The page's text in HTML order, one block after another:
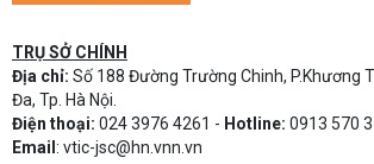
TRỤ SỞ CHÍNH
Địa chỉ: Số 188 Đường Trường Chinh, P.Khương
Đa, Tp. Hà Nội.
Điện thoại: 024 3976 4261 - Hotline: 0913 570
Email : vtic-jsc@hn.vnn.vn